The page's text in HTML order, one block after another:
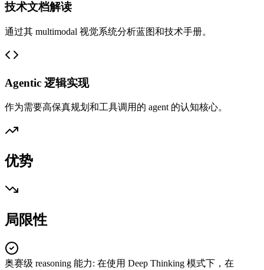
技术文档解读
通过其 multimodal 视觉系统分析蓝图和技术手册。
Agentic 逻辑实现
作为需要高保真规划和工具调用的 agent 的认知核心。
优势
局限性
奥赛级 reasoning 能力: 在使用 Deep Thinking 模式下，在